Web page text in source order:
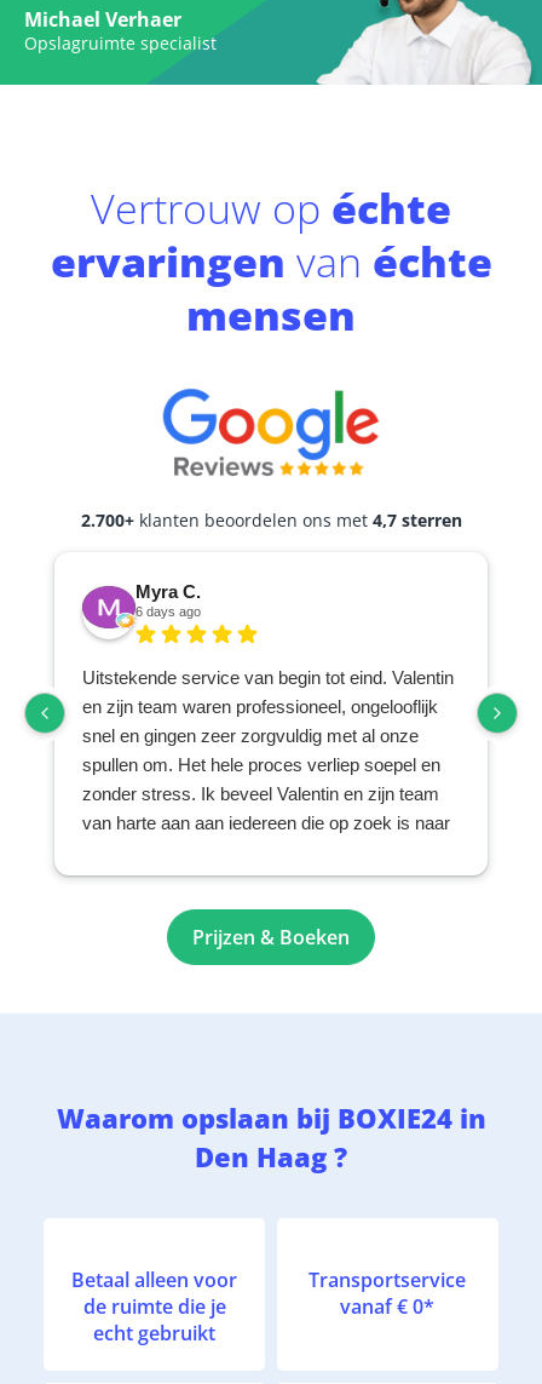
Michael Verhaer
Opslagruimte specialist
Vertrouw op échte
ervaringen van échte
mensen
2.700+klanten beoordelen ons met 4,7 sterren
Myra C.
6 days ago
Uitstekende service van begin tot eind. Valentin
en zijn team waren professioneel, ongelooflijk
snel en gingen zeer zorgvuldig met al onze
spullen om. Het hele proces verliep soepel en
zonder stress. Ik beveel Valentin en zijn team
van harte aan aan iedereen die op zoek is naar
opslagbedrijf.
Prijzen & Boeken
Waarom opslaan bij BOXIE24 in
Den Haag ?
Betaal alleen voor
de ruimte die je
echt gebruikt
Transportservice
vanaf € 0*